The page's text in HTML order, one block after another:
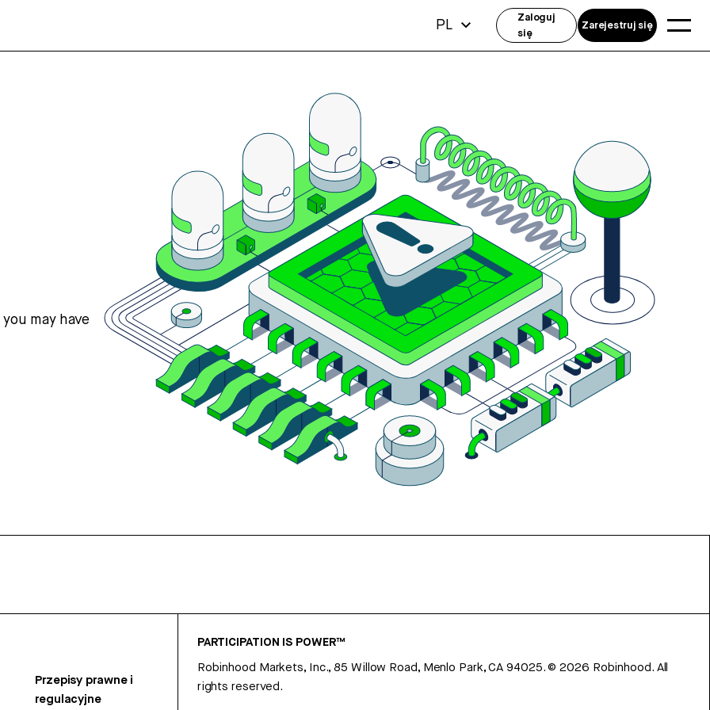
may have
Przepisy prawne i
regulacyjne
PARTICIPATION IS POWER™
Robinhood Markets, Inc., 85 Willow Road, Menlo Park, CA 94025.©2026 Robinhood. All
rights reserved.
PL
Zaloguj
się
Zarejestruj się